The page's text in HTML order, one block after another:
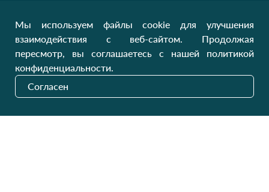
Для детей
Домашний текстиль
НДВихідний
Україна, Луцьк, 43000
Наши обновления
Мы используем файлы cookie для улучшения
взаимодействия с веб-сайтом. Продолжая
пересмотр, вы соглашаетесь с нашей политикой
конфиденциальности.
Согласен